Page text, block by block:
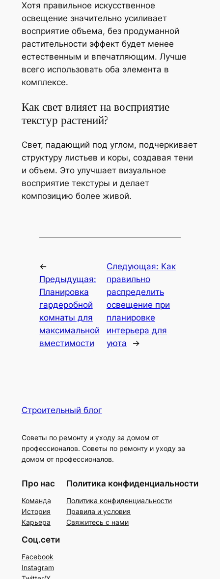
Хотя правильное искусственное
освещение значительно усиливает
восприятие объема, без продуманной
растительности эффект будет менее
естественным и впечатляющим. Лучше
всего использовать оба элемента в
комплексе.
Как свет влияет на восприятие
текстур растений?
Свет, падающий под углом, подчеркивает
структуру листьев и коры, создавая тени
и объем. Это улучшает визуальное
восприятие текстуры и делает
композицию более живой.
←
Предыдущая:
Планировка
гардеробной
комнаты для
максимальной
вместимости
Следующая: Как
правильно
распределить
освещение при
планировке
интерьера для
уюта
→
Строительный блог
Советы по ремонту и уходу за домом от
профессионалов. Советы по ремонту и уходу за
домом от профессионалов.
Про нас
Команда
История
Карьера
Политика конфиденциальности
Политика конфиденциальности
Правила и условия
Свяжитесь с нами
Соц.сети
Facebook
Instagram